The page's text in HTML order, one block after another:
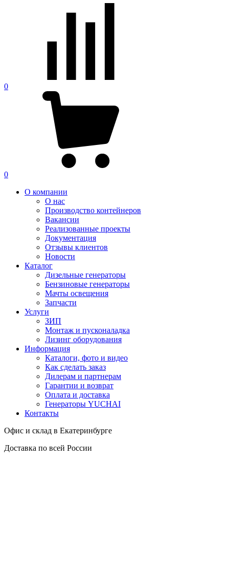
0
0
О компании
О нас
Производство контейнеров
Вакансии
Реализованные проекты
Документация
Отзывы клиентов
Новости
Каталог
Дизельные генераторы
Бензиновые генераторы
Мачты освещения
Запчасти
Услуги
ЗИП
Монтаж и пусконаладка
Лизинг оборудования
Информация
Каталоги, фото и видео
Как сделать заказ
Дилерам и партнерам
Гарантии и возврат
Оплата и доставка
Генераторы YUCHAI
Контакты
Офис и склад в Екатеринбурге
Доставка по всей России